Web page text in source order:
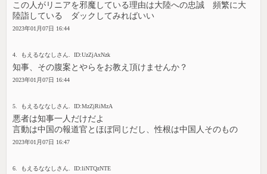
この人がリニアを邪魔している理由は大陸への忠誠 頻繁に大
陸詣している ダックしてみればいい
2023年01月07日 16:44
4. もえるななしさん. ID:UzZjAxNzk
知事、その腹案とやらをお教え頂けませんか？
2023年01月07日 16:44
5. もえるななしさん. ID:MzZjRiMzA
悪者は知事一人だけだよ
言動は中国の報道官とほぼ同じだし、性根は中国人そのもの
2023年01月07日 16:47
6. もえるななしさん. ID:liNTQzNTE